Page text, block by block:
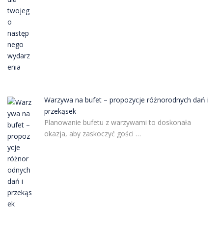
Warzywa na bufet – propozycje różnorodnych dań i
przekąsek
Planowanie bufetu z warzywami to doskonała
okazja, aby zaskoczyć gości …